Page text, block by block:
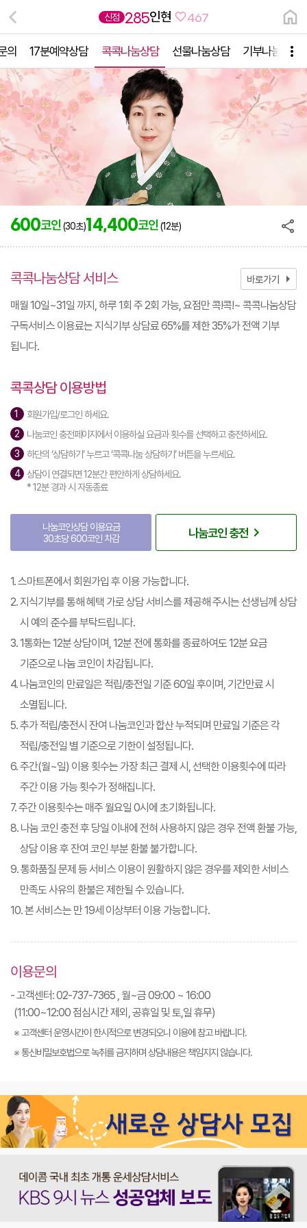
신점 285인현 467
의 17분예약상담 콕콕나눔상담 선물나눔상담 기부나눔상담
600코인(30초)14,400코인(12분)
콕콕나눔상담 서비스 바로가기 arrow_right
매월 10일~31일 까지, 하루 1회 주 2회 가능, 요점만 콕!콕!~ 콕콕나눔상담
구독서비스 이용료는 지식기부 상담료 65%를 제한 35%가 전액 기부
됩니다.
콕콕상담 이용방법
회원가입/로그인 하세요.
나눔코인 충전페이지에서 이용하실 요금과 횟수를 선택하고 충전하세요.
하단의 ‘상담하기’ 누르고 ‘콕콕나눔 상담하기’ 버튼을 누르세요.
상담이 연결되면 12분간 편안하게 상담하세요.
* 12분 경과 시 자동종료
나눔코인상담 이용요금
30초당 600코인 차감
나눔코인 충전navigate_next
1. 스마트폰에서 회원가입 후 이용 가능합니다.
2. 지식기부를 통해 혜택 가로 상담 서비스를 제공해 주시는 선생님께 상담
시 예의 준수를 부탁드립니다.
3. 1통화는 12분 상담이며, 12분 전에 통화를 종료하여도 12분 요금
기준으로 나눔 코인이 차감됩니다.
4. 나눔코인의 만료일은 적립/충전일 기준 60일 후이며, 기간만료 시
소멸됩니다.
5. 추가 적립/충전시 잔여 나눔코인과 합산 누적되며 만료일 기준은 각
적립/충전일 별 기준으로 기한이 설정됩니다.
6. 주간(월~일) 이용 횟수는 가장 최근 결제 시, 선택한 이용횟수에 따라
주간 이용 가능 횟수가 정해집니다.
7. 주간 이용횟수는 매주 월요일 0시에 초기화됩니다.
8. 나눔 코인 충전 후 당일 이내에 전혀 사용하지 않은 경우 전액 환불 가능,
상담 이용 후 잔여 코인 부분 환불 불가합니다.
9. 통화품질 문제 등 서비스 이용이 원활하지 않은 경우를 제외한 서비스
만족도 사유의 환불은 제한될 수 있습니다.
10. 본 서비스는 만 19세 이상부터 이용 가능합니다.
이용문의
- 고객센터: 02-737-7365 , 월~금 09:00 ~ 16:00
(11:00~12:00 점심시간 제외, 공휴일 및 토,일 휴무)
※ 고객센터 운영시간이 한시적으로 변경되오니 이용에 참고 바랍니다.
※ 통신비밀보호법으로 녹취를 금지하며 상담내용은 책임지지 않습니다.